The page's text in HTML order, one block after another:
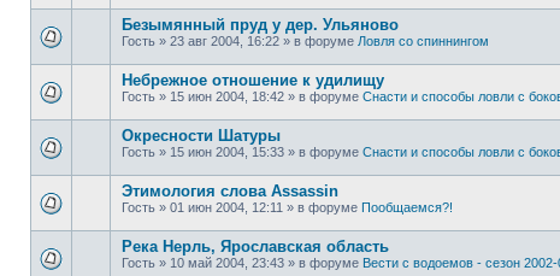
Безымянный пруд у дер. Ульяново
Гость » 23 авг 2004, 16:22 » в форуме Ловля со спиннингом
Небрежное отношение к удилищу
Гость » 15 июн 2004, 18:42 » в форуме Снасти и способы ловли с
Окресности Шатуры
Гость » 15 июн 2004, 15:33 » в форуме Снасти и способы ловли с
Этимология слова Assassin
Гость » 01 июн 2004, 12:11 » в форуме Пообщаемся?!
Река Нерль, Ярославская область
Гость » 10 май 2004, 23:43 » в форуме Вести с водоемов - сезон 2002-